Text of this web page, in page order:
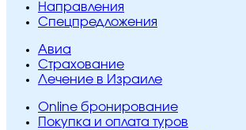
Направления
Спецпредложения
Авиа
Страхование
Лечение в Израиле
Online бронирование
Покупка и оплата туров